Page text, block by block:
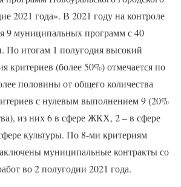
2021 года». В 2021 году на контроле
9 муниципальных программ с 40
По итогам 1 полугодия высокий
критериев (более 50%) отмечается по
половины от общего количества
с нулевым выполнением 9 (20%
из них 6 в сфере ЖКХ, 2 – в сфере
культуры. По 8-ми критериям
муниципальные контракты со
во 2 полугодии 2021 года.